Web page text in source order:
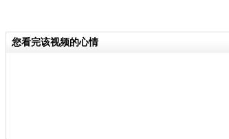
您看完该视频的心情